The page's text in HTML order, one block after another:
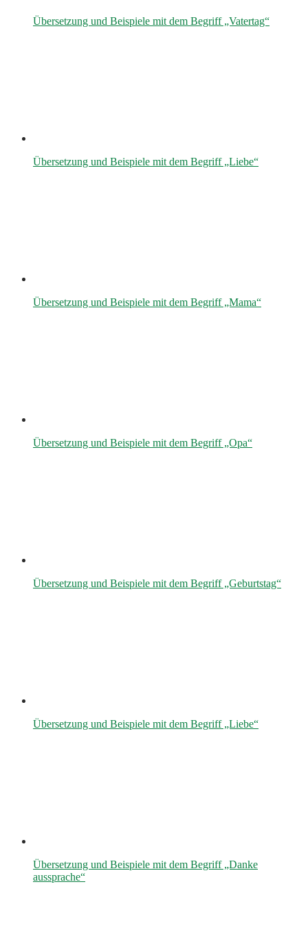
Übersetzung und Beispiele mit dem Begriff „Vatertag“
Übersetzung und Beispiele mit dem Begriff „Liebe“
Übersetzung und Beispiele mit dem Begriff „Mama“
Übersetzung und Beispiele mit dem Begriff „Opa“
Übersetzung und Beispiele mit dem Begriff „Geburtstag“
Übersetzung und Beispiele mit dem Begriff „Liebe“
Übersetzung und Beispiele mit dem Begriff „Danke
aussprache“